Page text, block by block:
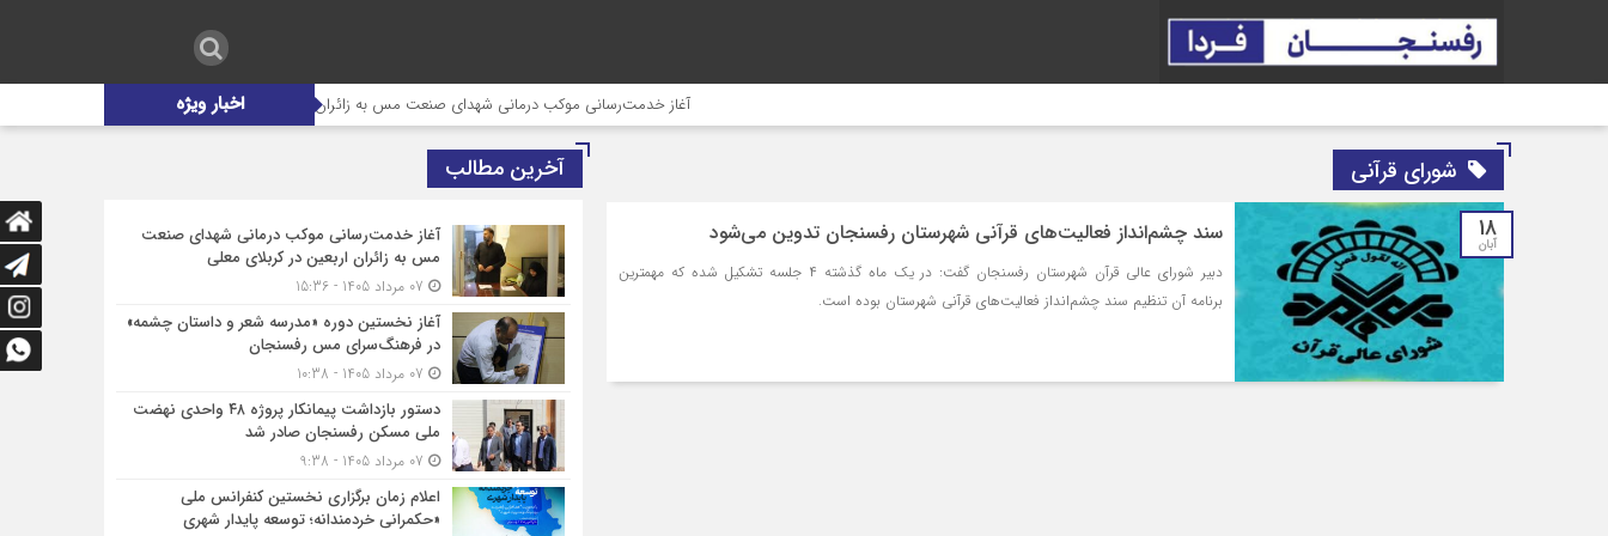
اخبار ویژهآغاز خدمت‌رسانی موکب درمانی شهدای صنعت مس به زائران اربعین در کربلای معلی
شورای قرآنی
18
آبان سند چشم‌انداز فعالیت‌های قرآنی شهرستان رفسنجان تدوین می‌شود
دبیر شورای عالی قرآن شهرستان رفسنجان گفت: در یک ماه گذشته ۴ جلسه تشکیل شده که مهمترین
برنامه آن تنظیم سند چشم‌انداز فعالیت‌های قرآنی شهرستان بوده است.
آخرین مطالب
آغاز خدمت‌رسانی موکب درمانی شهدای صنعت
مس به زائران اربعین در کربلای معلی
آغاز نخستین دوره «مدرسه شعر و داستان چشمه»
در فرهنگ‌سرای مس رفسنجان
دستور بازداشت پیمانکار پروژه ۴۸ واحدی نهضت
ملی مسکن رفسنجان صادر شد
اعلام زمان برگزاری نخستین کنفرانس ملی
«حکمرانی خردمندانه؛ توسعه پایدار شهری